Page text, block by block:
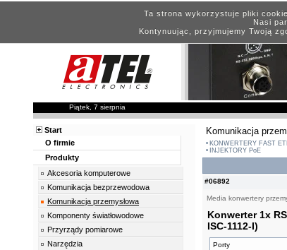
Ta strona wykorzystuje pliki
Nasi
Kontynuując, przyjmujemy Twoją
Piątek, 7 sierpnia
Komunikacja
KONWERTERY FAST
INJEKTORY PoE
#06892
Media konwertery
Konwerter 1x
ISC-1112-I)
Porty
Start
O firmie
Produkty
Akcesoria komputerowe
Komunikacja bezprzewodowa
Komunikacja przemysłowa
Komponenty światłowodowe
Przyrządy pomiarowe
Narzędzia